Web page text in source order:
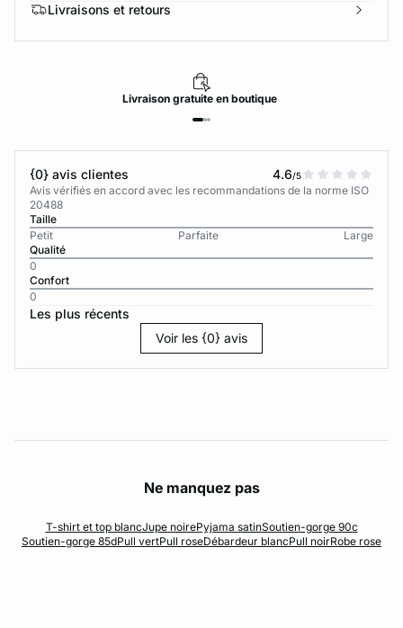
Livraisons et retours
Livraisongratuiteen boutique
{0} avis clientes 4.6/5
Avis vérifiés en accord avec les recommandations de la norme ISO
20488
Taille
Petit
Parfaite
Large
Qualité
0
Confort
0
Les plus récents
Voir les {0} avis
Ne manquez pas
T-shirt et top blancJupe noirePyjama satinSoutien-gorge 90c
Soutien-gorge 85dPull vertPull roseDébardeur blancPull noirRobe rose